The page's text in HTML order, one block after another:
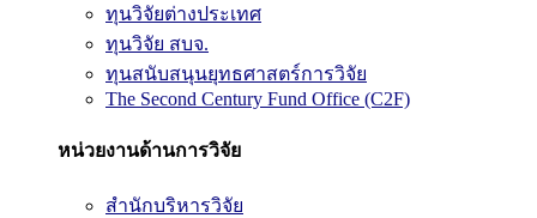
ทุนวิจัยต่างประเทศ
ทุนวิจัย สบจ.
ทุนสนับสนุนยุทธศาสตร์การวิจัย
The Second Century Fund Office (C2F)
หน่วยงานด้านการวิจัย
สำนักบริหารวิจัย